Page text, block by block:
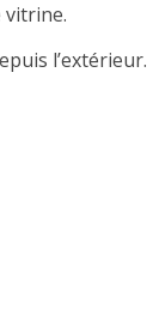
vitrine.
l’extérieur.